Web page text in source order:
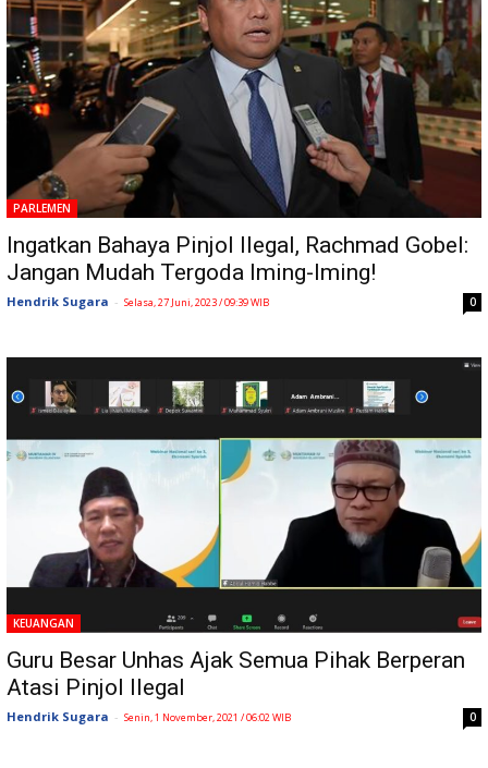
PARLEMEN
Ingatkan Bahaya Pinjol Ilegal, Rachmad Gobel:
Jangan Mudah Tergoda Iming-Iming!
Hendrik Sugara - Selasa, 27 Juni, 2023 / 09:39 WIB 0
KEUANGAN
Guru Besar Unhas Ajak Semua Pihak Berperan
Atasi Pinjol Ilegal
Hendrik Sugara - Senin, 1 November, 2021 / 06:02 WIB 0